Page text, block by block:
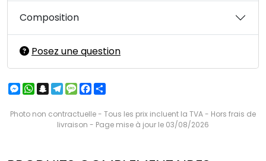
Composition
Posez une question
Messenger
WhatsApp
Snapchat
Telegram
MessageFacebook
Photo non contractuelle - Tous les prix incluent la TVA - Hors frais de
livraison - Page mise à jour le 03/08/2026